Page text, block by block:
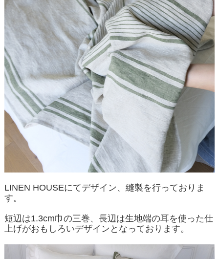
LINEN HOUSEにてデザイン、縫製を行っておりま
す。
短辺は1.3cm巾の三巻、長辺は生地端の耳を使った仕
上げがおもしろいデザインとなっております。